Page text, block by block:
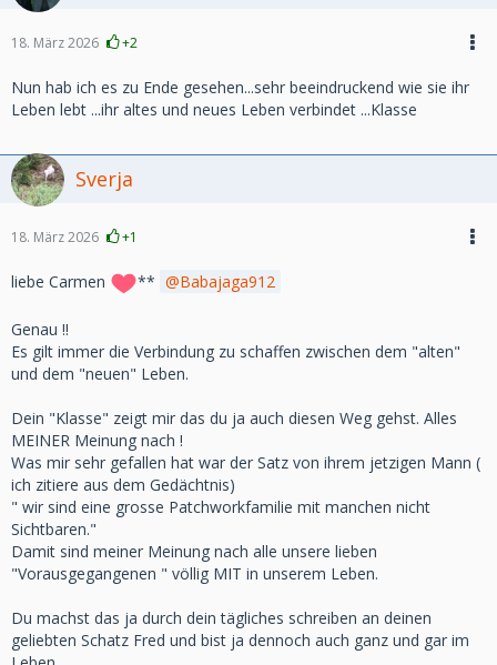
18. März 2026 +2
Nun hab ich es zu Ende gesehen...sehr beeindruckend wie sie ihr
Leben lebt ...ihr altes und neues Leben verbindet ...Klasse
Sverja
18. März 2026 +1
liebe Carmen ** Babajaga912
Genau !!
Es gilt immer die Verbindung zu schaffen zwischen dem "alten"
und dem "neuen" Leben.
Dein "Klasse" zeigt mir das du ja auch diesen Weg gehst. Alles
MEINER Meinung nach !
Was mir sehr gefallen hat war der Satz von ihrem jetzigen Mann (
ich zitiere aus dem Gedächtnis)
" wir sind eine grosse Patchworkfamilie mit manchen nicht
Sichtbaren."
Damit sind meiner Meinung nach alle unsere lieben
"Vorausgegangenen " völlig MIT in unserem Leben.
Du machst das ja durch dein tägliches schreiben an deinen
geliebten Schatz Fred und bist ja dennoch auch ganz und gar im